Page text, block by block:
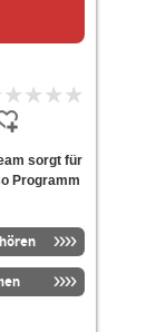
sorgt für
Programm